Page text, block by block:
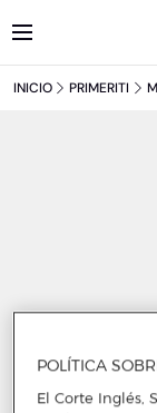
INICIO PRIMERITI
POLÍTICA
El Corte Inglés,